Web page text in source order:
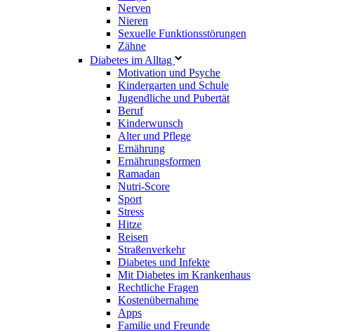
Nerven
Nieren
Sexuelle Funktionsstörungen
Zähne
Diabetes im Alltag
Motivation und Psyche
Kindergarten und Schule
Jugendliche und Pubertät
Beruf
Kinderwunsch
Alter und Pflege
Ernährung
Ernährungsformen
Ramadan
Nutri-Score
Sport
Stress
Hitze
Reisen
Straßenverkehr
Diabetes und Infekte
Mit Diabetes im Krankenhaus
Rechtliche Fragen
Kostenübernahme
Apps
Familie und Freunde